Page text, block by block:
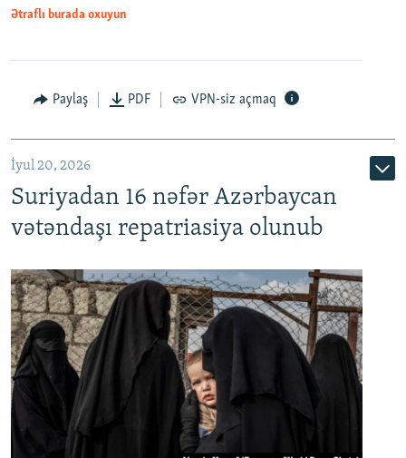
Auto
Ətraflı burada oxuyun
Paylaş PDF VPN-siz açmaq
İyul 20, 2026
Suriyadan 16 nəfər Azərbaycan
vətəndaşı repatriasiya olunub